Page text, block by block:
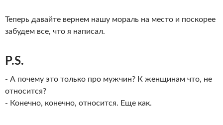
Теперь давайте вернем нашу мораль на место и поскорее
забудем все, что я написал.
P.S.
- А почему это только про мужчин? К женщинам что, не
относится?
- Конечно, конечно, относится. Еще как.